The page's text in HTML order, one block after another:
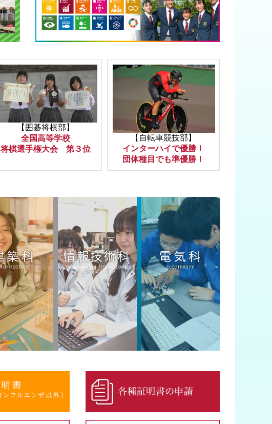
【囲碁将棋部】
全国高等学校
将棋選手権大会 第３位
【自転車競技部】
インターハイで優勝！
団体種目でも準優勝！